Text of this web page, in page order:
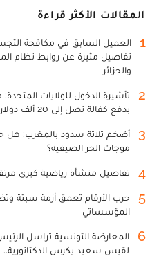
المقالات الأكثر قراءة
1
العميل السابق في مكافحة
تفاصيل مثيرة عن روابط نظام
والجزائر
2
بدفع كفالة تصل إلى 20 ألف دولار
3
أضخم ثلاثة سدود بالمغرب:
موجات الحر الصيفية؟
4 تفاصيل منشأة رياضية كبرى
5
حرب الأرقام تعمق أزمة سبتة
المؤسساتي
6
المعارضة التونسية تراسل
لقيس سعيد يكرس